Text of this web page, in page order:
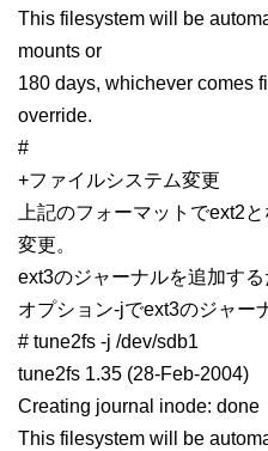
This filesystem will be
mounts or
180 days, whichever comes
override.
#
+ファイルシステム変更
上記のフォーマットでext2
変更。
ext3のジャーナルを追加す
オプション-jでext3のジャー
# tune2fs -j /dev/sdb1
tune2fs 1.35 (28-Feb-2004)
Creating journal inode: done
This filesystem will be